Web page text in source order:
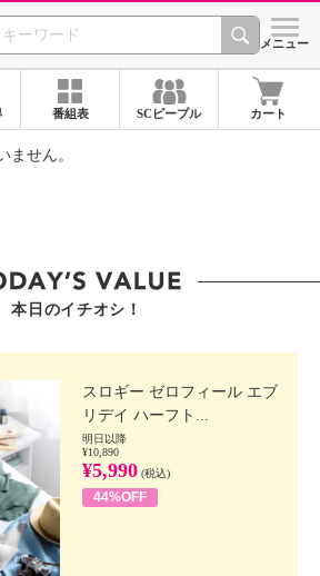
CHANNEL ショッ
メニュー
番組表 SCピープル カート
ません。
本日のイチオシ！
スロギー ゼロフィール エブ
リデイ ハーフト...
明日以降
¥10,890
¥5,990 (税込)
44%OFF